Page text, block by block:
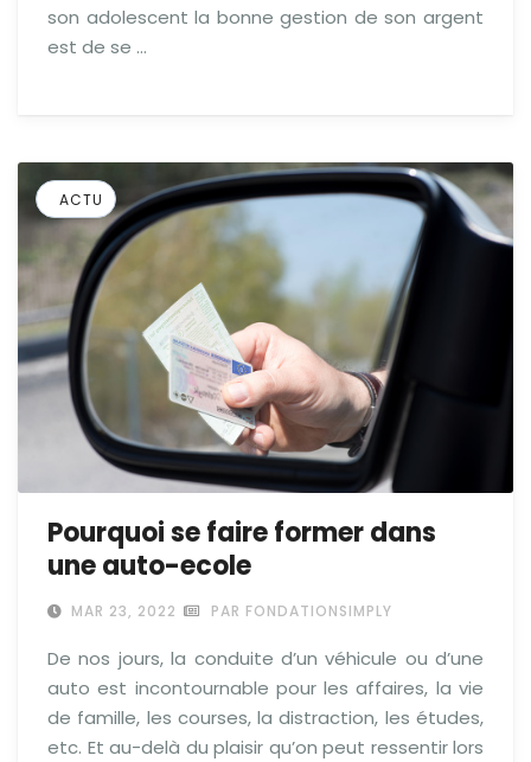
son adolescent la bonne gestion de son argent
est de se …
ACTU
Pourquoi se faire former dans
une auto-ecole
MAR 23, 2022 PAR FONDATIONSIMPLY
De nos jours, la conduite d’un véhicule ou d’une
auto est incontournable pour les affaires, la vie
de famille, les courses, la distraction, les études,
etc. Et au-delà du plaisir qu’on peut ressentir lors